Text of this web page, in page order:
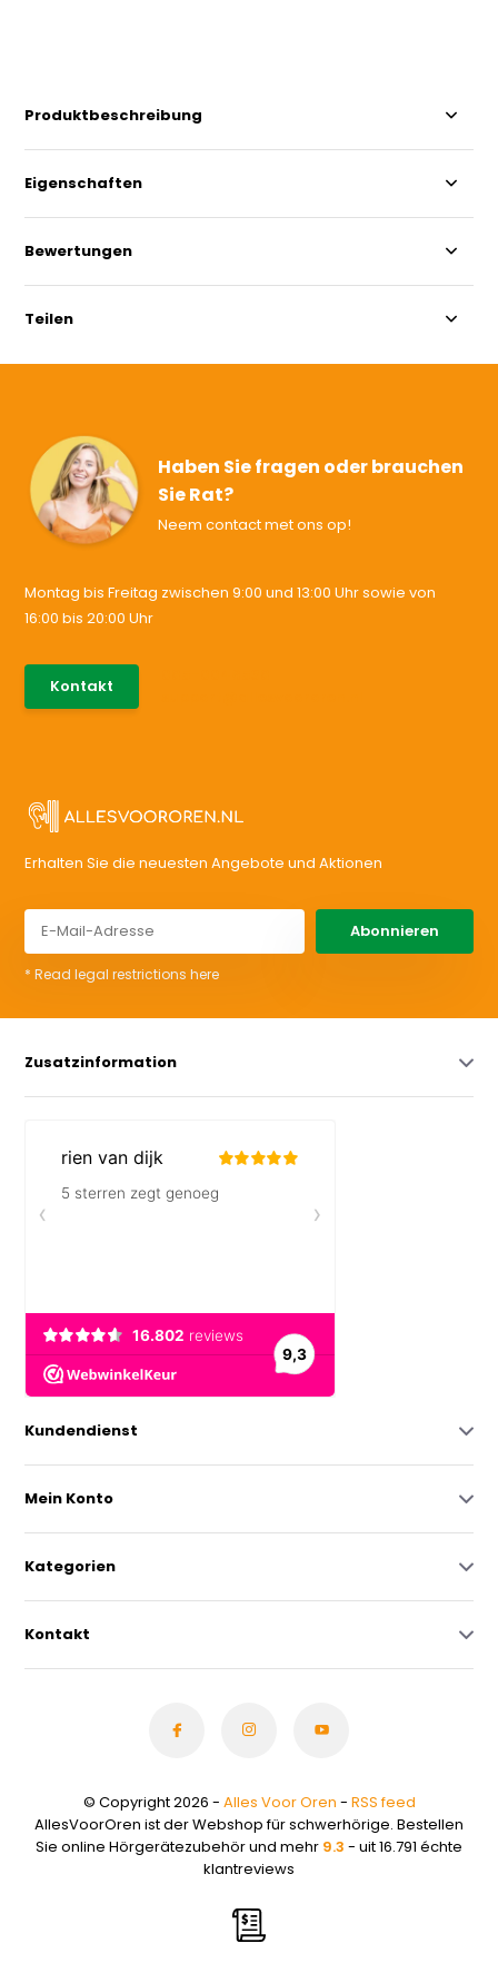
Produktbeschreibung
Eigenschaften
Bewertungen
Teilen
Haben Sie fragen oder brauchen
Sie Rat?
Neem contact met ons op!
Montag bis Freitag zwischen 9:00 und 13:00 Uhr sowie von
16:00 bis 20:00 Uhr
Kontakt
Erhalten Sie die neuesten Angebote und Aktionen
Abonnieren
* Read legal restrictions here
Zusatzinformation
Kundendienst
Mein Konto
Kategorien
Kontakt
© Copyright 2026 - Alles Voor Oren - RSS feed
AllesVoorOren ist der Webshop für schwerhörige. Bestellen
Sie online Hörgerätezubehör und mehr 9.3 - uit 16.791 échte
klantreviews